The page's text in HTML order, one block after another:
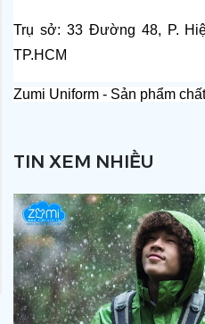
TIN XEM NHIỀU
Trụ sở: 33 Đường 48, P.
TP.HCM
Zumi Uniform - Sản phẩm